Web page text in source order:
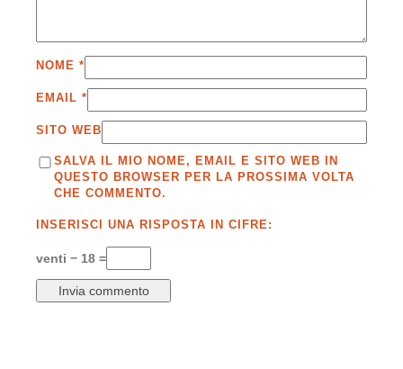
NOME *
EMAIL *
SITO WEB
SALVA IL MIO NOME, EMAIL E SITO WEB IN
QUESTO BROWSER PER LA PROSSIMA VOLTA
CHE COMMENTO.
INSERISCI UNA RISPOSTA IN CIFRE:
venti − 18 =